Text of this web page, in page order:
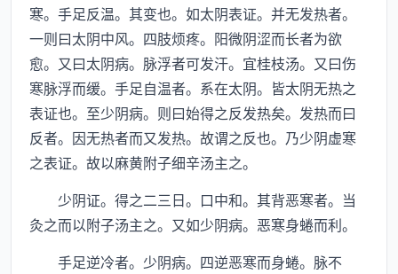
寒。手足反温。其变也。如太阴表证。并无发热者。
一则曰太阴中风。四肢烦疼。阳微阴涩而长者为欲
愈。又曰太阴病。脉浮者可发汗。宜桂枝汤。又曰伤
寒脉浮而缓。手足自温者。系在太阴。皆太阴无热之
表证也。至少阴病。则曰始得之反发热矣。发热而曰
反者。因无热者而又发热。故谓之反也。乃少阴虚寒
之表证。故以麻黄附子细辛汤主之。
少阴证。得之二三日。口中和。其背恶寒者。当
灸之而以附子汤主之。又如少阴病。恶寒身蜷而利。
手足逆冷者。少阴病。四逆恶寒而身蜷。脉不